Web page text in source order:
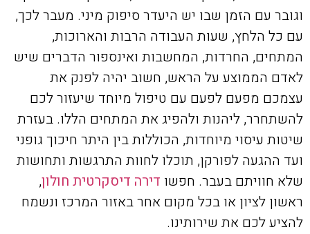
וגובר עם הזמן שבו יש היעדר סיפוק מיני. מעבר לכך,
עם כל הלחץ, שעות העבודה הרבות והארוכות,
המתחים, החרדות, המחשבות ואינספור הדברים שיש
לאדם הממוצע על הראש, חשוב יהיה לפנק את
עצמכם מפעם לפעם עם טיפול מיוחד שיעזור לכם
להשתחרר, ליהנות ולהפיג את המתחים הללו. בעזרת
שיטות עיסוי מיוחדות, הכוללות בין היתר חיכוך גופני
ועד ההגעה לפורקן, תוכלו לחוות התרגשות ותחושות
שלא חוויתם בעבר. חפשו דירה דיסקרטית חולון,
ראשון לציון או בכל מקום אחר באזור המרכז ונשמח
להציע לכם את שירותינו.